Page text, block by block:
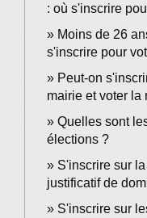
: où s'inscrire
Moins de 26
s'inscrire pour
Peut-on
mairie et voter la
Quelles sont
élections ?
S'inscrire sur
justificatif de
S'inscrire sur